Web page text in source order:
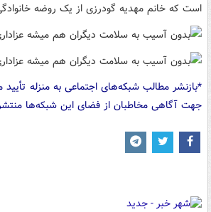
است که خانم مهدیه گودرزی از یک روضه
*بازنشر مطالب شبکه‌های اجتماعی به منزله
جهت آگاهی مخاطبان از فضای این شبکه‌ها